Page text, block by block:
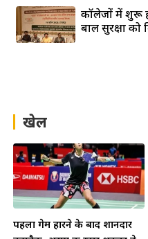
कॉलेजों में शुरू
बाल सुरक्षा
खेल
पहला गेम हारने के बाद शानदार